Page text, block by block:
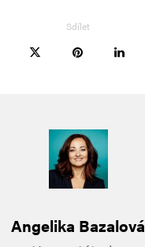
Sdílet
Angelika Bazalová